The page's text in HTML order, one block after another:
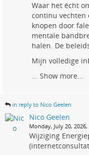
Waar het écht
continu vechten
knopen door
mentale
halen. De
Mijn volledige
... Show more...
in reply to Nico Geelen
Nico Geelen
Monday, July 20,
Wijziging